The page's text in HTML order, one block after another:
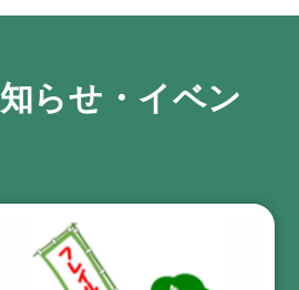
らせ・イベン